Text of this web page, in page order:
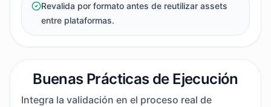
Revalida por formato antes de reutilizar assets
entre plataformas.
Buenas Prácticas de Ejecución
Integra la validación en el proceso real de